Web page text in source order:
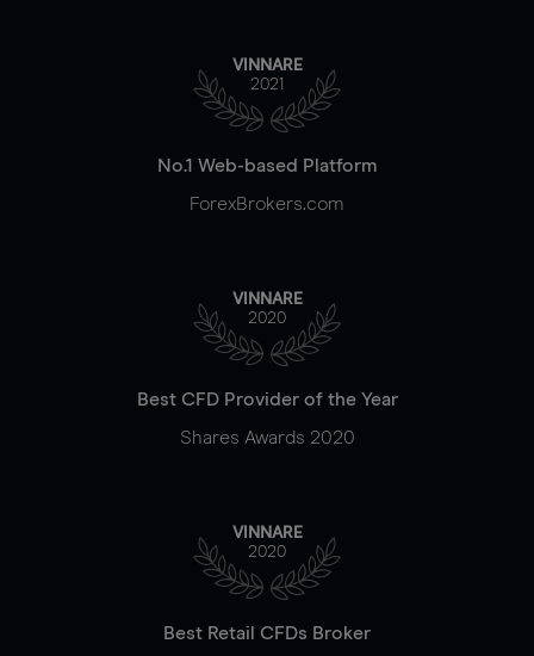
VINNARE
2021
No.1 Web-based Platform
ForexBrokers.com
VINNARE
2020
Best CFD Provider of the Year
Shares Awards 2020
VINNARE
2020
Best Retail CFDs Broker